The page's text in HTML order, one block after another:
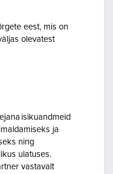
eest, mis on
olevatest
isikuandmeid
ja
ning
ulatuses.
vastavalt